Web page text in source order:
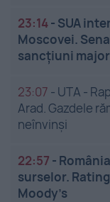
23:14- SUA
Moscovei.
sancțiuni
23:07 - UTA -
Arad. Gazdele
neînvinși
22:57 -
surselor.
Moody’s